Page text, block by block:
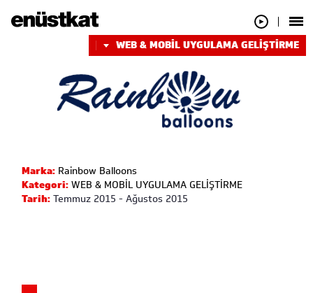
WEB & MOBİL UYGULAMA GELİŞTİRME
Marka: Rainbow Balloons
Kategori:WEB & MOBİL UYGULAMA GELİŞTİRME
Tarih:Temmuz 2015 - Ağustos 2015